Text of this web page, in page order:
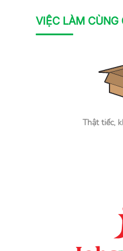
VIỆC LÀM CÙNG
Thật tiếc,